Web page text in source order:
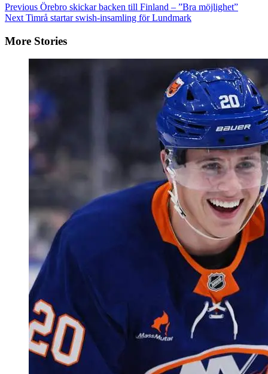
Continue
Reading
Previous Örebro skickar backen till Finland – ”Bra möjlighet”
Next Timrå startar swish-insamling för Lundmark
More Stories